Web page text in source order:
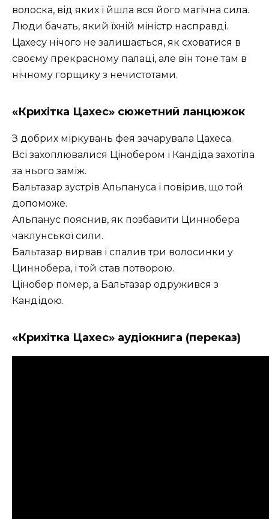
волоска, від яких і йшла вся його магічна сила.
Люди бачать, який їхній міністр насправді.
Цахесу нічого не залишається, як сховатися в
своєму прекрасному палаці, але він тоне там в
нічному горщику з нечистотами.
«Крихітка Цахес» сюжетний ланцюжок
З добрих міркувань фея зачарувала Цахеса.
Всі захоплювалися Цінобером і Кандіда захотіла
за нього заміж.
Бальтазар зустрів Альпануса і повірив, що той
допоможе.
Альпанус пояснив, як позбавити Циннобера
чаклунської сили.
Бальтазар вирвав і спалив три волосинки у
Циннобера, і той став потворою.
Цінобер помер, а Бальтазар одружився з
Кандідою.
«Крихітка Цахес» аудіокнига (переказ)